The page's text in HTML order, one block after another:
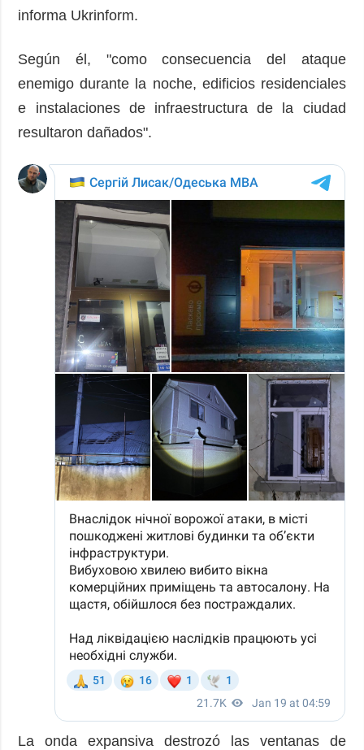
informa Ukrinform.
Según él, "como consecuencia del ataque
enemigo durante la noche, edificios residenciales
e instalaciones de infraestructura de la ciudad
resultaron dañados".
La onda expansiva destrozó las ventanas de